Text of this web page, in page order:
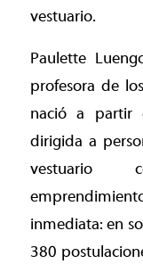
vestuario.
Paulette
profesora de
nació a partir
dirigida a
vestuario
inmediata: en
380